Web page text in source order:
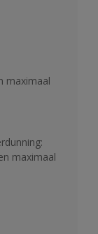
maximaal
maximaal